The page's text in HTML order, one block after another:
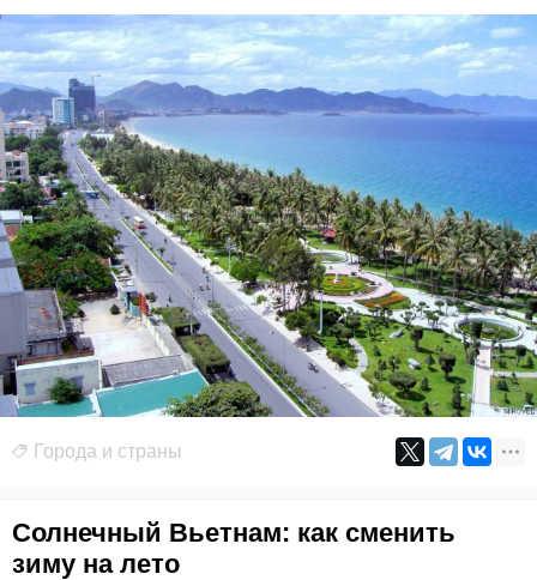
Города и страны
Солнечный Вьетнам: как сменить
зиму на лето